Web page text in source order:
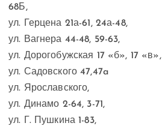
68Б,
ул. Герцена 21а-61, 24а-48,
ул. Вагнера 44-48, 59-63,
ул. Дорогобужская 17 «б», 17 «в»,
ул. Садовского 47,47a
ул. Ярославского,
ул. Динамо 2-64, 3-71,
ул. Г. Пушкина 1-83,